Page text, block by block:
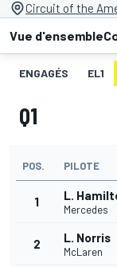
Circuit of the
Vue d'ensemble
ENGAGÉS EL1
Q1
POS. PILOTE
1 L.
Mercedes
2 L. Norris
McLaren